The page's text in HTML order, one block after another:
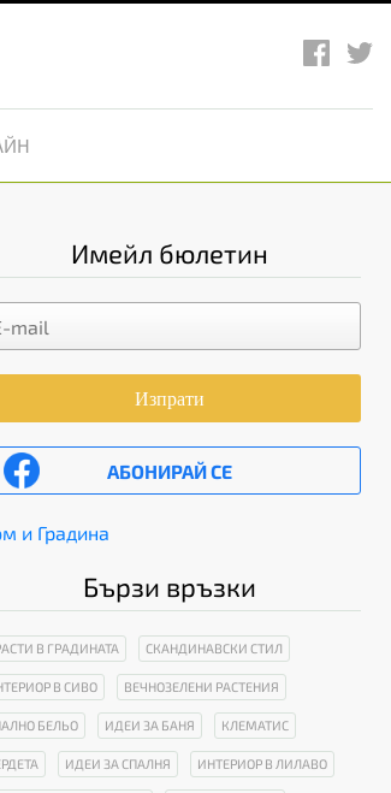
Имейл бюлетин
Изпрати
АБОНИРАЙ СЕ
и Градина
Бързи връзки
В ГРАДИНАТА СКАНДИНАВСКИ СТИЛ
В СИВО ВЕЧНОЗЕЛЕНИ РАСТЕНИЯ
БЕЛЬО ИДЕИ ЗА БАНЯ КЛЕМАТИС
ИДЕИ ЗА СПАЛНЯ ИНТЕРИОР В ЛИЛАВО